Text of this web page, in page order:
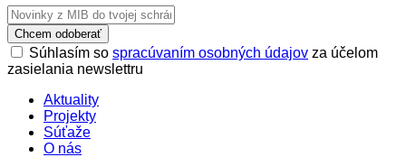
Chcem odoberať
Súhlasím so spracúvaním osobných údajov za účelom
zasielania newslettru
Aktuality
Projekty
Súťaže
O nás